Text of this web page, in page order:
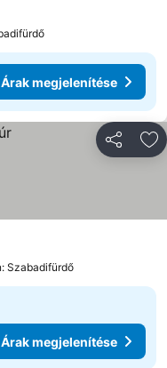
Árak megjelenítése
Szabadifürdő
Árak megjelenítése